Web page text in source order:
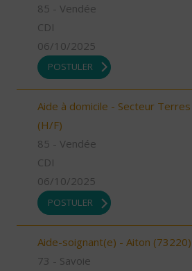
85 - Vendée
CDI
06/10/2025
POSTULER
Aide à domicile - Secteur
(H/F)
85 - Vendée
CDI
06/10/2025
POSTULER
Aide-soignant(e) - Aiton
73 - Savoie